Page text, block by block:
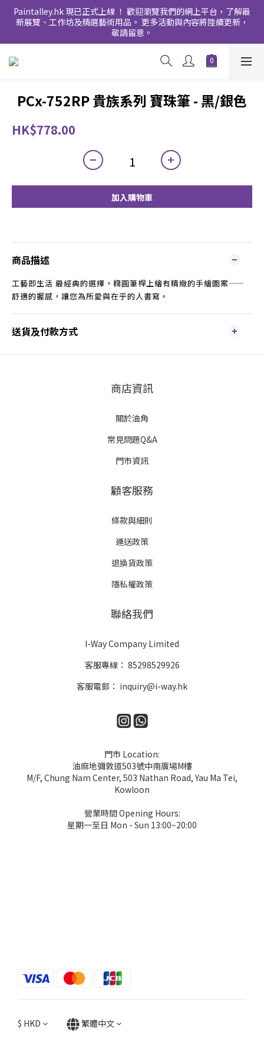
Paintalley.hk 現已正式上線 ！ 歡迎瀏覽我們的網上平台，了解最
新展覽、工作坊及精選藝術用品。 更多活動與內容將陸續更新，
敬請留意。
PCx-752RP 貴族系列 寶珠筆 - 黑/銀色
HK$778.00
加入購物車
商品描述
工藝即生活 最經典的選擇，橢圓筆桿上繪有精緻的手繪圖案——
舒適的握感，讓您為所愛與在乎的人書寫。
送貨及付款方式
商店資訊
關於油角
常見問題Q&A
門市資訊
顧客服務
條款與細則
運送政策
退換貨政策
隱私權政策
聯絡我們
I-Way Company Limited
客服專線： 85298529926
客服電郵： inquiry@i-way.hk
門市 Location:
油麻地彌敦道503號中南廣場M樓
M/F, Chung Nam Center, 503 Nathan Road, Yau Ma Tei,
Kowloon
營業時間 Opening Hours:
星期一至日 Mon - Sun 13:00~20:00
$ HKD 繁體中文